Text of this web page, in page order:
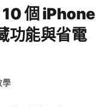
個 iPhone
功能與省電
學